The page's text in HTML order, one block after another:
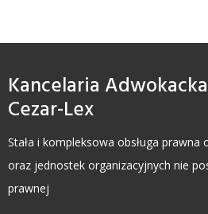
Kancelaria Adwokacka
Cezar-Lex
Stała i kompleksowa obsługa prawna
oraz jednostek organizacyjnych nie
prawnej